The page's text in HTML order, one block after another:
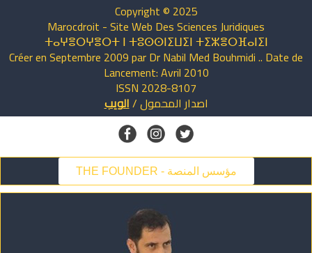
Copyright © 2025
Marocdroit - Site Web Des Sciences Juridiques
ⵜⴰⵖⴻⵔⵖⴻⵔⵜ ⵏ ⵜⵓⵙⵙⵏⵉⵡⵉⵏ ⵜⵉⵣⴻⵔⴼⴰⵏⵉⵏ
Créer en Septembre 2009 par Dr Nabil Med Bouhmidi .. Date de
Lancement: Avril 2010
ISSN 2028-8107
اصدارالمحمول/الويب
THE FOUNDER - مؤسس المنصة